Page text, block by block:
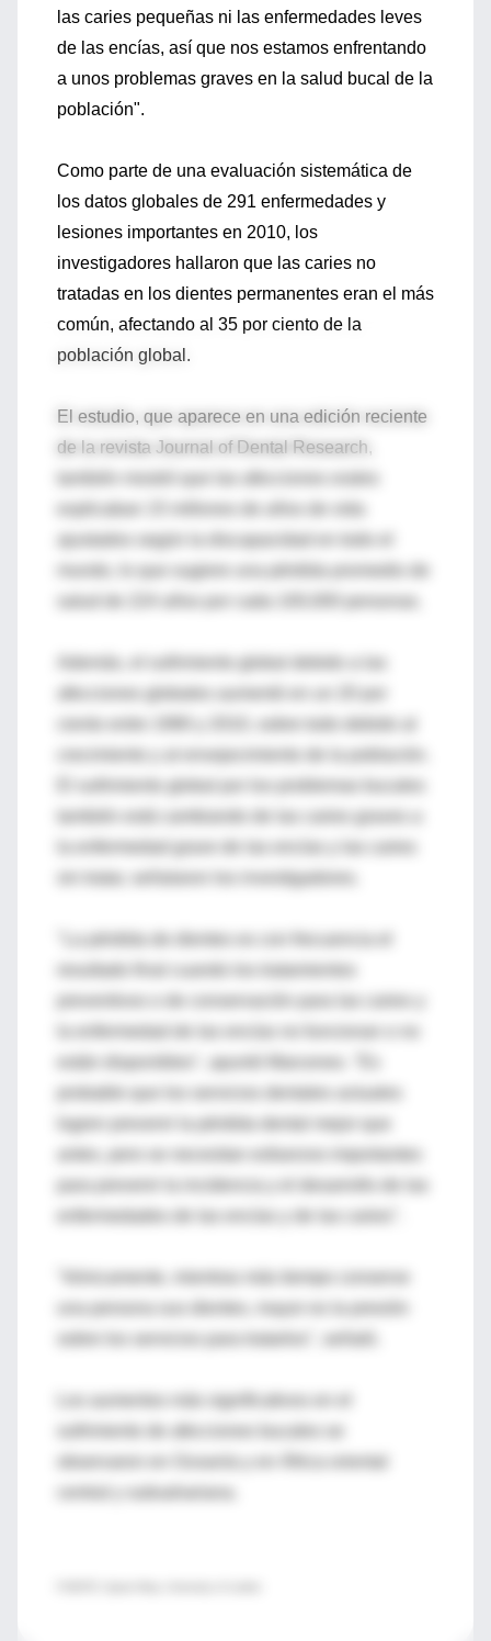
las caries pequeñas ni las enfermedades leves
de las encías, así que nos estamos enfrentando
a unos problemas graves en la salud bucal de la
población".
Como parte de una evaluación sistemática de
los datos globales de 291 enfermedades y
lesiones importantes en 2010, los
investigadores hallaron que las caries no
tratadas en los dientes permanentes eran el más
común, afectando al 35 por ciento de la
población global.
El estudio, que aparece en una edición reciente
de la revista Journal of Dental Research,
ajustados según la discapacidad en todo el
mundo, lo que sugiere una pérdida promedio de
sin tratar, señalaron los investigadores.
están disponibles", apuntó Marcenes. "Es
logren prevenir la pérdida dental mejor que
antes, pero se necesitan esfuerzos importantes
"Irónicamente, mientras más tiempo conserve
una persona sus dientes, mayor es la presión
Los aumentos más significativos en el